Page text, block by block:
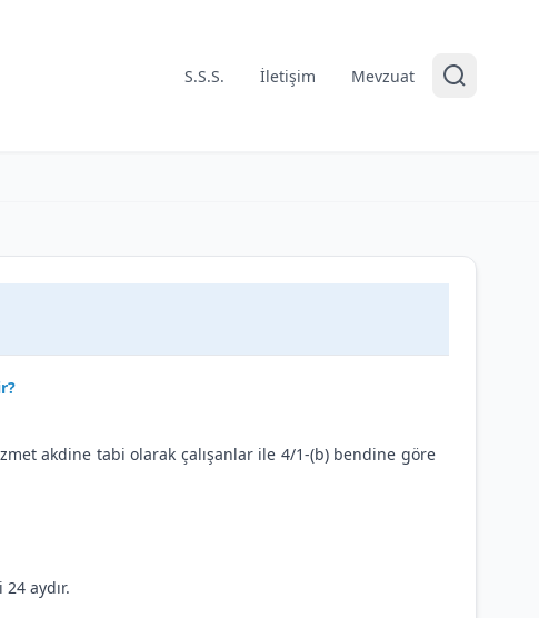
S.S.S. İletişim Mevzuat
akdine tabi olarak çalışanlar ile 4/1-(b) bendine göre
aydır.